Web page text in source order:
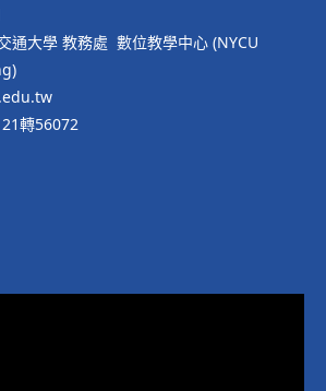
通大學 教務處 數位教學中心 (NYCU
轉56072